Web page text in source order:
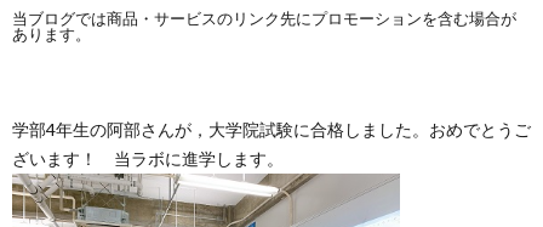
当ブログでは商品・サービスのリンク先にプロモーションを含む場合が
あります。
学部4年生の阿部さんが，大学院試験に合格しました。おめでとうご
ざいます！ 当ラボに進学します。